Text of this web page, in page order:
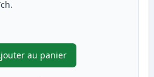
ajuster
au panier
,Pack de 2 Brother LC900C